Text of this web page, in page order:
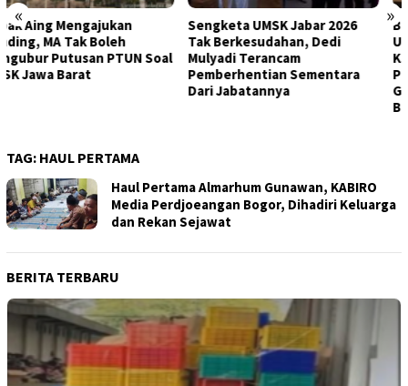
« »
Sengketa UMSK Jabar 2026
Tak Berkesudahan, Dedi
Mulyadi Terancam
Pemberhentian Sementara
Banding Putusan PTUN Prihal
UMSK Jabar Tuai Sorotan
KSPI: Yang Bayar UMSK Itu
Pengusaha, Tapi Mengapa
Gubernur Ngotot Melakukan
TAG: HAUL PERTAMA
Haul Pertama Almarhum Gunawan, KABIRO
Media Perdjoeangan Bogor, Dihadiri Keluarga
dan Rekan Sejawat
BERITA TERBARU